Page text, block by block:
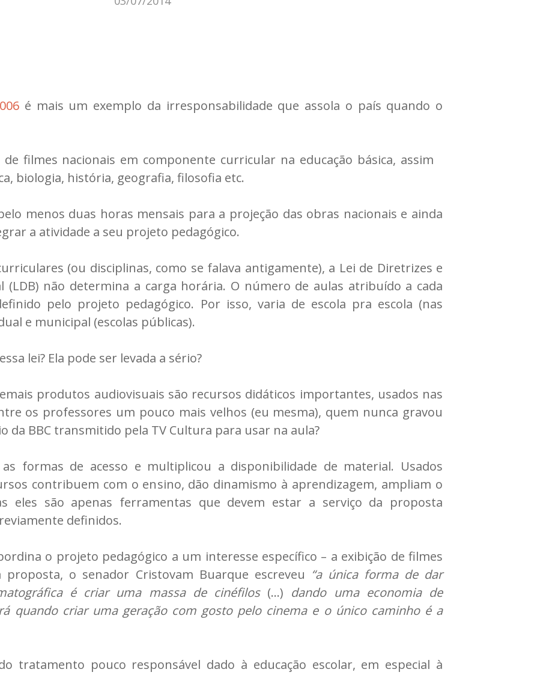
é mais um exemplo da irresponsabilidade que assola o país quando o
filmes nacionais em componente curricular na educação básica, assim
biologia, história, geografia, filosofia etc.
menos duas horas mensais para a projeção das obras nacionais e ainda
a atividade a seu projeto pedagógico.
(ou disciplinas, como se falava antigamente), a Lei de Diretrizes e
(LDB) não determina a carga horária. O número de aulas atribuído a cada
pelo projeto pedagógico. Por isso, varia de escola pra escola (nas
e municipal (escolas públicas).
lei? Ela pode ser levada a sério?
produtos audiovisuais são recursos didáticos importantes, usados nas
os professores um pouco mais velhos (eu mesma), quem nunca gravou
da BBC transmitido pela TV Cultura para usar na aula?
formas de acesso e multiplicou a disponibilidade de material. Usados
contribuem com o ensino, dão dinamismo à aprendizagem, ampliam o
eles são apenas ferramentas que devem estar a serviço da proposta
definidos.
o projeto pedagógico a um interesse específico – a exibição de filmes
o senador Cristovam Buarque escreveu “a única forma de dar
é criar uma massa de cinéfilos (…) dando uma economia de
quando criar uma geração com gosto pelo cinema e o único caminho é a
tratamento pouco responsável dado à educação escolar, em especial à